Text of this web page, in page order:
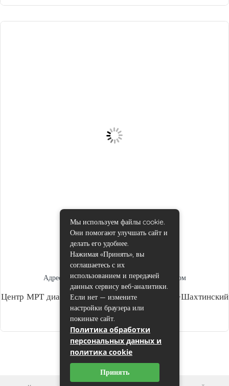
Адреса центров,МРТ в Каменск-Шахтинском
Центр МРТ диагностики МРТ-Лидер, Каменск-Шахтинский
admin
Мы используем файлы cookie.
Они помогают улучшать сайт и
делать его удобнее.
Нажимая «Принять», вы
соглашаетесь с их
использованием и передачей
данных сервису веб-аналитики.
Если нет — измените
настройки браузера или
покиньте сайт.
Политика обработки
персональных данных и
политика cookie
Принять